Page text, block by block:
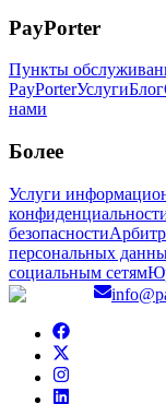
PayPorter
Пункты
PayPorterУслугиБлог
нами
Более
Услуги
безопасности
персональных
социальным сетям